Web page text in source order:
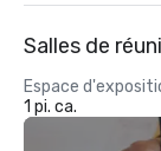
Salles de
Espace
1 pi. ca.